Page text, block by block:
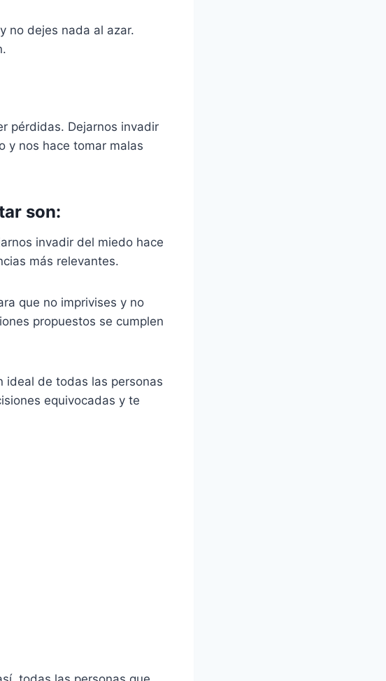
no dejes nada al azar.
pérdidas. Dejarnos invadir
y nos hace tomar malas
son:
invadir del miedo hace
más relevantes.
que no imprivises y no
propuestos se cumplen
ideal de todas las personas
equivocadas y te